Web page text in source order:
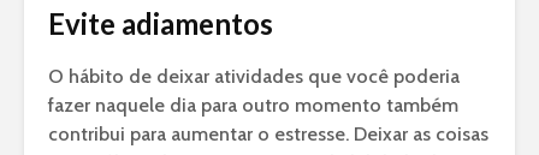
Evite adiamentos
O hábito de deixar atividades que você poderia
fazer naquele dia para outro momento também
contribui para aumentar o estresse. Deixar as coisas